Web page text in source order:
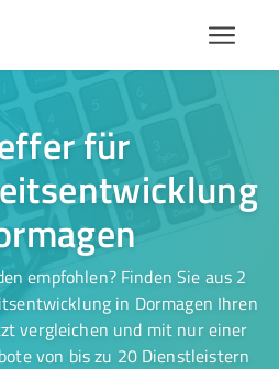
für
empfohlen? Finden Sie aus 2
in Dormagen Ihren
vergleichen und mit nur einer
von bis zu 20 Dienstleistern